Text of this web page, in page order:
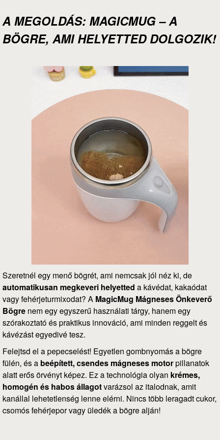
A MEGOLDÁS: MAGICMUG – A
BÖGRE, AMI HELYETTED DOLGOZIK!
Szeretnél egy menő bögrét, ami nemcsak jól néz ki, de
automatikusan megkeveri helyetted a kávédat, kakaódat
vagy fehérjeturmixodat? A MagicMug Mágneses Önkeverő
Bögre nem egy egyszerű használati tárgy, hanem egy
szórakoztató és praktikus innováció, ami minden reggelt és
kávézást egyedivé tesz.
Felejtsd el a pepecselést! Egyetlen gombnyomás a bögre
fülén, és a beépített, csendes mágneses motorpillanatok
alatt erős örvényt képez. Ez a technológia olyan krémes,
homogén és habos állagotvarázsol az italodnak, amit
kanállal lehetetlenség lenne elérni. Nincs több leragadt cukor,
csomós fehérjepor vagy üledék a bögre alján!